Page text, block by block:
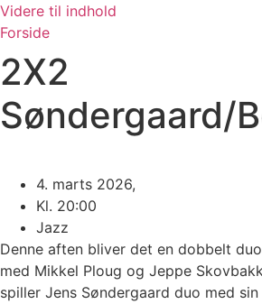
Videre til indhold
Forside
2X2
Søndergaard/
4. marts 2026,
Kl. 20:00
Jazz
Denne aften bliver det en dobbelt
med Mikkel Ploug og Jeppe
spiller Jens Søndergaard duo med